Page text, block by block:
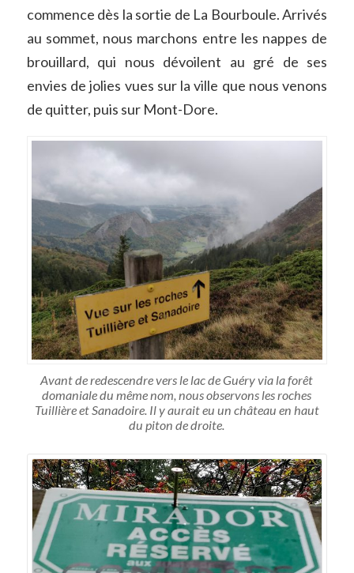
commence dès la sortie de La Bourboule. Arrivés
au sommet, nous marchons entre les nappes de
brouillard, qui nous dévoilent au gré de ses
envies de jolies vues sur la ville que nous venons
de quitter, puis sur Mont-Dore.
Avant de redescendre vers le lac de Guéry via la forêt
domaniale du même nom, nous observons les roches
Tuillière et Sanadoire. Il y aurait eu un château en haut
du piton de droite.